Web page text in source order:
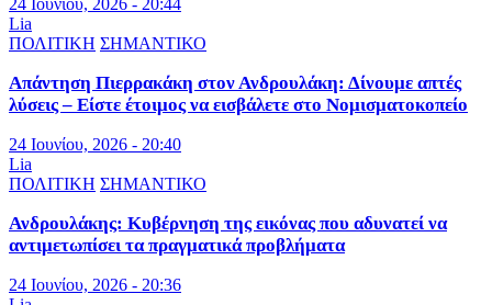
Lia
ΠΟΛΙΤΙΚΗ ΣΗΜΑΝΤΙΚΟ
Απάντηση Πιερρακάκη στον Ανδρουλάκη: Δίνουμε απτές
λύσεις – Είστε έτοιμος να εισβάλετε στο Νομισματοκοπείο
24 Ιουνίου, 2026 - 20:40
Lia
ΠΟΛΙΤΙΚΗ ΣΗΜΑΝΤΙΚΟ
Ανδρουλάκης: Κυβέρνηση της εικόνας που αδυνατεί να
αντιμετωπίσει τα πραγματικά προβλήματα
24 Ιουνίου, 2026 - 20:36